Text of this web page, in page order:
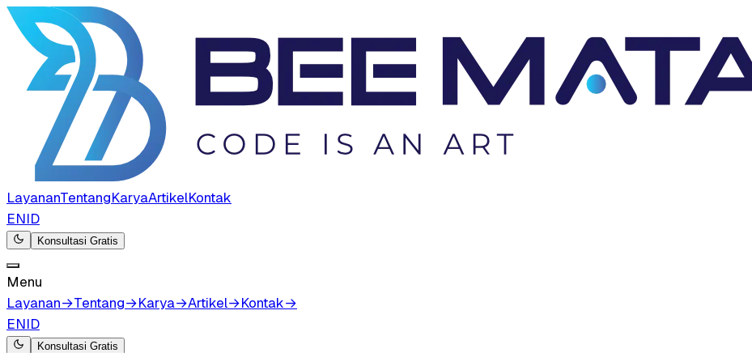
LayananTentangKaryaArtikelKontak
ENID
Konsultasi Gratis
Menu
Layanan→Tentang→Karya→Artikel→Kontak→
ENID
Konsultasi Gratis